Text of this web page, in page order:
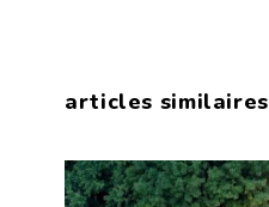
articles similaires